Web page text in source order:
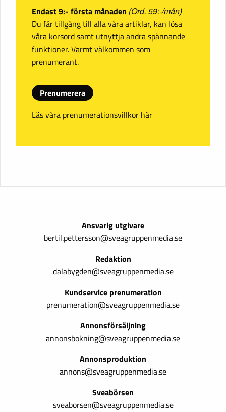
Endast 9:- första månaden (Ord. 59:-/mån)
Du får tillgång till alla våra artiklar, kan lösa
våra korsord samt utnyttja andra spännande
funktioner. Varmt välkommen som
prenumerant.
Prenumerera
Läs våra prenumerationsvillkor här
Ansvarig utgivare
bertil.pettersson@sveagruppenmedia.se
Redaktion
dalabygden@sveagruppenmedia.se
Kundservice prenumeration
prenumeration@sveagruppenmedia.se
Annonsförsäljning
annonsbokning@sveagruppenmedia.se
Annonsproduktion
annons@sveagruppenmedia.se
Sveabörsen
sveaborsen@sveagruppenmedia.se